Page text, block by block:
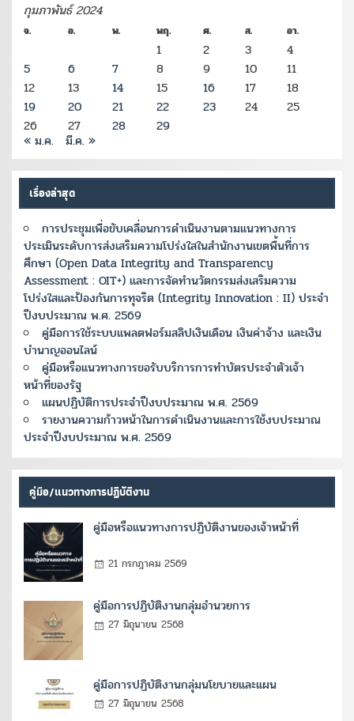
กุมภาพันธ์ 2024
จ. อ. พ. พฤ. ศ. ส. อา.
1 2 3
4
5
6 7 8 9 10
11
12
13 14 15 16 17
18
19
20 21 22 23 24
25
26
27 28 29
« ม.ค. มี.ค. »
เรื่องล่าสุด
การประชุมเพื่อขับเคลื่อนการดำเนินงานตามแนวทางการ
ประเมินระดับการส่งเสริมความโปร่งใสในสำนักงานเขตพื้นที่การ
ศึกษา (Open Data Integrity and Transparency
Assessment : OIT+) และการจัดทำนวัตกรรมส่งเสริมความ
โปร่งใสและป้องกันการทุจริต (Integrity Innovation : II) ประจำ
ปีงบประมาณ พ.ศ. 2569
คู่มือการใช้ระบบแพลตฟอร์มสลิปเงินเดือน เงินค่าจ้าง และเงิน
บำนาญออนไลน์
คู่มือหรือแนวทางการขอรับบริการการทำบัตรประจำตัวเจ้า
หน้าที่ของรัฐ
แผนปฏิบัติการประจำปีงบประมาณ พ.ศ. 2569
รายงานความก้าวหน้าในการดำเนินงานและการใช้งบประมาณ
ประจำปีงบประมาณ พ.ศ. 2569
คู่มือ/แนวทางการปฏิบัติงาน
คู่มือหรือแนวทางการปฏิบัติงานของเจ้าหน้าที่
21 กรกฎาคม 2569
คู่มือการปฏิบัติงานกลุ่มอำนวยการ
27 มิถุนายน 2568
คู่มือการปฏิบัติงานกลุ่มนโยบายและแผน
27 มิถุนายน 2568